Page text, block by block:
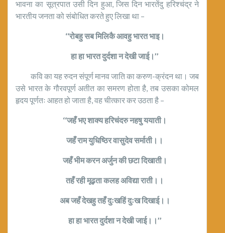
भावना का सूत्रपात उसी दिन हुआ, जिस दिन भारतेंदु हरिश्चंद्र ने
भारतीय जनता को संबोधित करते हुए लिखा था –
‘‘रोबहु सब मिलिकै आवहु भारत भाइ।
हा हा भारत दुर्दशा न देखी जाई।’’
कवि का यह रुदन संपूर्ण मानव जाति का करुण-क्रंदन था। जब
उसे भारत के गौरवपूर्ण अतीत का समरण होता है, तब उसका कोमल
हृदय पूर्णतः आहत हो जाता है, वह चीत्कार कर उठता है –
‘‘जहँ भए शाक्य हरिचंदरु नहषु ययाती।
जहँ राम युधिष्ठिर वासुदेव सर्माती।।
जहँ भीम करन अर्जुन की छटा दिखाती।
तहँ रही मूढ़ता कलह अविद्या राती।।
अब जहँ देखहु तहँ दुःखहिं दुःख दिखाई।।
हा हा भारत दुर्दशा न देखी जाई।।’’